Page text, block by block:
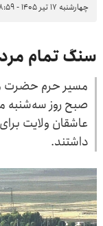
چهارشنبه ۱۷ تیر ۱۴۰۵ - ۰۸:۵۹
سنگ تمام
مسیر حرم
صبح روز سه‌شنبه
عاشقان ولایت
داشتند.